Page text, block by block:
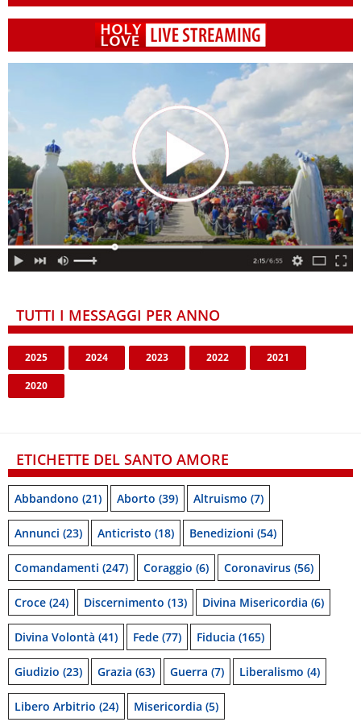
TUTTI I MESSAGGI PER ANNO
2025 2024 2023 2022 2021
2020
ETICHETTE DEL SANTO AMORE
Abbandono (21) Aborto (39) Altruismo (7)
Annunci (23) Anticristo (18) Benedizioni (54)
Comandamenti (247) Coraggio (6) Coronavirus (56)
Croce (24) Discernimento (13) Divina Misericordia (6)
Divina Volontà (41) Fede (77) Fiducia (165)
Giudizio (23) Grazia (63) Guerra (7) Liberalismo (4)
Libero Arbitrio (24) Misericordia (5)